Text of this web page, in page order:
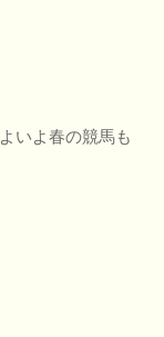
いよ春の競馬も